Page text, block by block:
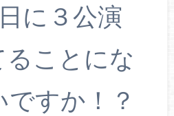
に３公演
ことにな
すか！？